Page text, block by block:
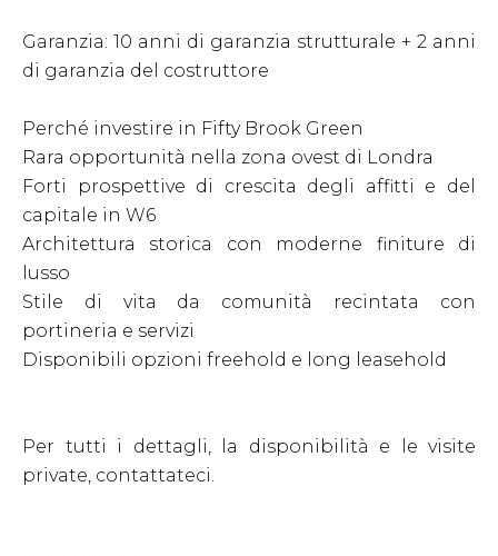
Garanzia: 10 anni di garanzia strutturale + 2 anni
di garanzia del costruttore
Perché investire in Fifty Brook Green
Rara opportunità nella zona ovest di Londra
Forti prospettive di crescita degli affitti e del
capitale in W6
Architettura storica con moderne finiture di
lusso
Stile di vita da comunità recintata con
portineria e servizi
Disponibili opzioni freehold e long leasehold
Per tutti i dettagli, la disponibilità e le visite
private, contattateci.